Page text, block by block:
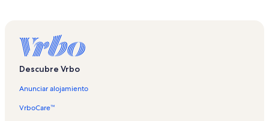
Descubre Vrbo
Anunciar alojamiento
VrboCare™